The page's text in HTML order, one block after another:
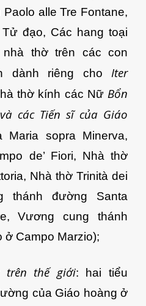
alle Tre Fontane,
đạo, Các hang toại
thờ trên các con
dành riêng cho Iter
thờ kính các Nữ Bổn
các Tiến sĩ của Giáo
Maria sopra Minerva,
de’ Fiori, Nhà thờ
Nhà thờ Trinità dei
thánh đường Santa
Vương cung thánh
ở Campo Marzio);
trên thế giới: hai tiểu
của Giáo hoàng ở